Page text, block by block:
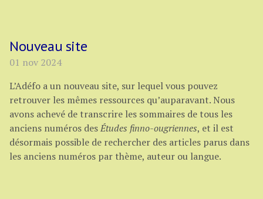
Nouveau site
01 nov 2024
L’Adéfo a un nouveau site, sur lequel vous pouvez
retrouver les mêmes ressources qu’auparavant. Nous
avons achevé de transcrire les sommaires de tous les
anciens numéros desÉtudes finno-ougriennes, et il est
désormais possible de rechercher des articles parus dans
les anciens numéros par thème, auteur ou langue.